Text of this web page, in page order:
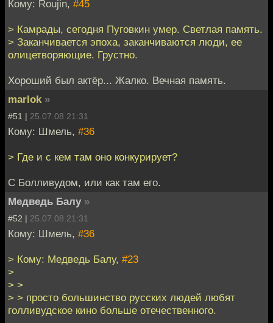
Кому: Roujin, #45
> Камрады, сегодня Пуговкин умер. Светлая память.
> Заканчивается эпоха, заканчиваются люди, ее
олицетворяющие. Грустно.
Хороший был актёр... Жалко. Вечная память.
marlok »
#51 | 25.07.08 21:31
Кому: Шмель, #36
> Где и с кем там оно конкурирует?
С Болливудом, или как там его.
Медведь Балу »
#52 | 25.07.08 21:31
Кому: Шмель, #36
> Кому: Медведь Балу, #23
>
> >
> > просто большинство русских людей любят
голливудское кино больше отечественного.